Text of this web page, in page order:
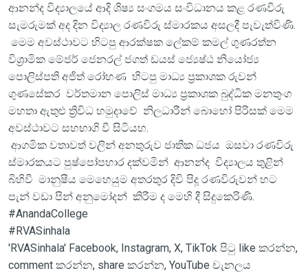
ආනන්ද විද්‍යාලයේ ආදි ශිෂ්‍ය සංගමය සංවිධානය කළ රණවිරු
සැමරුමක් අද දින විද්‍යාල රණවිරු ස්මාරකය අසලදී පැවැත්විණි.
මෙම අවස්ථාවට හිටපු ආරක්ෂක ලේකම් කමල් ගුණරත්න
විශ්‍රාමික මේජර් ජෙනරල් ජගත් ඩයස් ජ්‍යෙෂ්ඨ නියෝජ්‍ය
පොලිස්පති අජිත් රෝහණ හිටපු මාධ්‍ය ප්‍රකාශක රුවන්
ගුණසේකර වර්තමාන පොලිස් මාධ්‍ය ප්‍රකාශක බුද්ධික මනතුංග
මහතා ඇතුළු ත්‍රිවිධ හමුදාවේ නිලධාරීන් බොහෝ පිරිසක් මෙම
අවස්ථාවට සහභාගි වී සිටියහ.
ආගමික වතාවත් වලින් අනතුරුව ජාතික ධජය ඔසවා රණවිරු
ස්මාරකයට පුෂ්පෝපහාර දක්වමින් ආනන්ද විද්‍යාලය තුළින්
බිහිවී මානුෂීය මෙහෙයුම අතරතුර දිවි පිදූ රණවිරුවන් හට
පැන් වඩා පින් අනුමෝදන් කිරීම ද මෙහි දී සිදුකෙරිණි.
#AnandaCollege
#RVASinhala
'RVASinhala' Facebook, Instagram, X, TikTok පිටු like කරන්න,
comment කරන්න, share කරන්න, YouTube චැනලය